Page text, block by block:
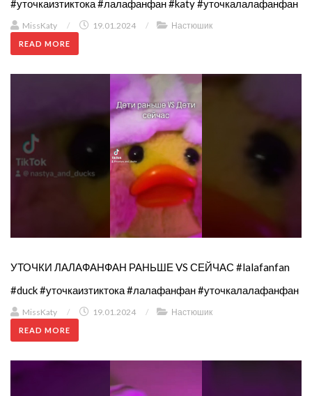
#уточкаизтиктока #лалафанфан #katy #уточкалалафанфан
MissKaty / 19.01.2024 / Настюшик
READ MORE
УТОЧКИ ЛАЛАФАНФАН РАНЬШЕ VS СЕЙЧАС #lalafanfan
#duck #уточкаизтиктока #лалафанфан #уточкалалафанфан
MissKaty / 19.01.2024 / Настюшик
READ MORE